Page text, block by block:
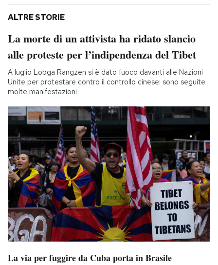
ALTRE STORIE
La morte di un attivista ha ridato slancio
alle proteste per l’indipendenza del Tibet
A luglio Lobga Rangzen si è dato fuoco davanti alle Nazioni
Unite per protestare contro il controllo cinese: sono seguite
molte manifestazioni
La via per fuggire da Cuba porta in Brasile